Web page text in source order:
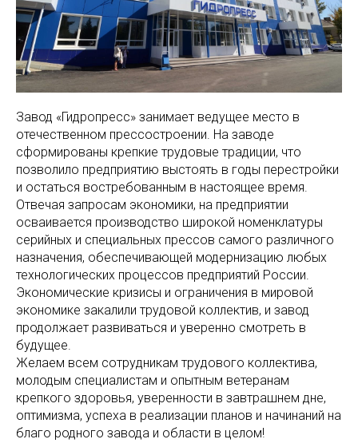
Завод «Гидропресс» занимает ведущее место в
отечественном прессостроении. На заводе
сформированы крепкие трудовые традиции, что
позволило предприятию выстоять в годы перестройки
и остаться востребованным в настоящее время.
Отвечая запросам экономики, на предприятии
осваивается производство широкой номенклатуры
серийных и специальных прессов самого различного
назначения, обеспечивающей модернизацию любых
технологических процессов предприятий России.
Экономические кризисы и ограничения в мировой
экономике закалили трудовой коллектив, и завод
продолжает развиваться и уверенно смотреть в
будущее.
Желаем всем сотрудникам трудового коллектива,
молодым специалистам и опытным ветеранам
крепкого здоровья, уверенности в завтрашнем дне,
оптимизма, успеха в реализации планов и начинаний на
благо родного завода и области в целом!